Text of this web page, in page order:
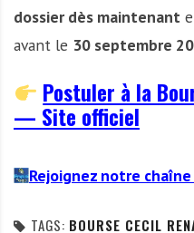
dossier dès maintenant
avant le 30 septembre
Postuler à la
— Site officiel
Rejoignez notre
TAGS: BOURSE CECIL